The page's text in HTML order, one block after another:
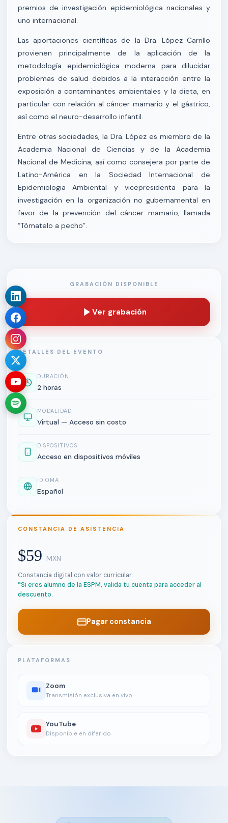
premios de investigación epidemiológica nacionales y
uno internacional.
Las aportaciones científicas de la Dra. López Carrillo
provienen principalmente de la aplicación de la
metodología epidemiológica moderna para dilucidar
problemas de salud debidos a la interacción entre la
exposición a contaminantes ambientales y la dieta, en
particular con relación al cáncer mamario y el gástrico,
así como el neuro-desarrollo infantil.
Entre otras sociedades, la Dra. López es miembro de la
Academia Nacional de Ciencias y de la Academia
Nacional de Medicina, así como consejera por parte de
Latino-América en la Sociedad Internacional de
Epidemiologia Ambiental y vicepresidenta para la
investigación en la organización no gubernamental en
favor de la prevención del cáncer mamario, llamada
“Tómatelo a pecho”.
GRABACIÓN DISPONIBLE
Ver grabación
DETALLES DEL EVENTO
DURACIÓN
2 horas
MODALIDAD
Virtual — Acceso sin costo
DISPOSITIVOS
Acceso en dispositivos móviles
IDIOMA
Español
CONSTANCIA DE ASISTENCIA
$59 MXN
Constancia digital con valor curricular.
*Si eres alumno de la ESPM, valida tu cuenta para acceder al
descuento.
Pagar constancia
PLATAFORMAS
Zoom
Transmisión exclusiva en vivo
YouTube
Disponible en diferido